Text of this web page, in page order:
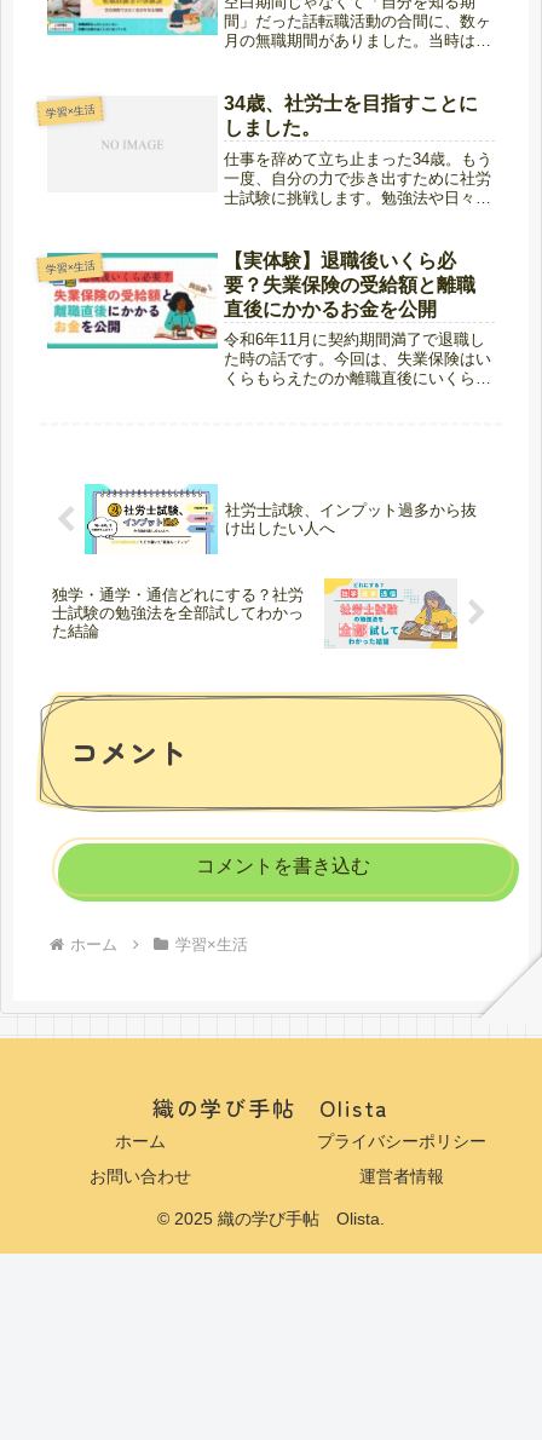
間」だった話転職活動の合間に、数ヶ
月の無職期間がありました。当時は
というと「空白期間」「ブランク」と
言われることもあります。でも振り返
ってみ...
学習×生活
34歳、社労士を目指すことに
しました。
仕事を辞めて立ち止まった34歳。もう
一度、自分の力で歩き出すために社労
士試験に挑戦します。勉強法や日々の
学習×生活
【実体験】退職後いくら必
要？失業保険の受給額と離職
直後にかかるお金を公開
令和6年11月に契約期間満了で退職し
た時の話です。今回は、失業保険はい
くらもらえたのか離職直後にいくら必
社労士試験、インプット過多から抜
け出したい人へ
独学・通学・通信どれにする？社労
士試験の勉強法を全部試してわかっ
た結論
コメント
コメントを書き込む
ホーム 学習×生活
織の学び手帖 Olista
ホーム
プライバシーポリシー
お問い合わせ
運営者情報
© 2025 織の学び手帖 Olista.